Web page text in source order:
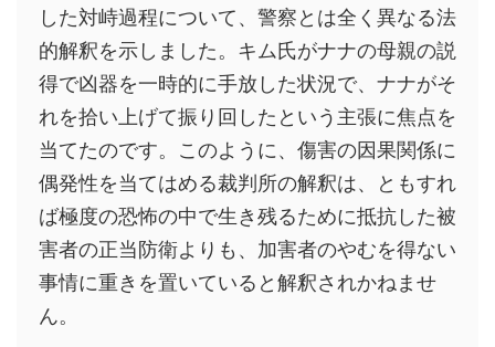
した対峙過程について、警察とは全く異なる法
的解釈を示しました。キム氏がナナの母親の説
得で凶器を一時的に手放した状況で、ナナがそ
れを拾い上げて振り回したという主張に焦点を
当てたのです。このように、傷害の因果関係に
偶発性を当てはめる裁判所の解釈は、ともすれ
ば極度の恐怖の中で生き残るために抵抗した被
害者の正当防衛よりも、加害者のやむを得ない
事情に重きを置いていると解釈されかねませ
ん。